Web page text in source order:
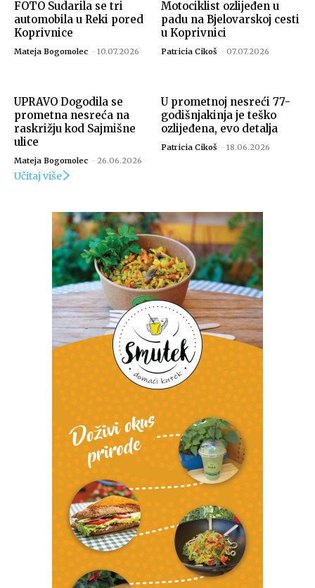
FOTO Sudarila se tri
automobila u Reki pored
Koprivnice
Mateja Bogomolec - 10.07.2026
Motociklist ozlijeđen u
padu na Bjelovarskoj cesti
u Koprivnici
Patricia Cikoš - 07.07.2026
UPRAVO Dogodila se
prometna nesreća na
raskrižju kod Sajmišne
ulice
Mateja Bogomolec - 26.06.2026
U prometnoj nesreći 77-
godišnjakinja je teško
ozlijeđena, evo detalja
Patricia Cikoš - 18.06.2026
Učitaj više